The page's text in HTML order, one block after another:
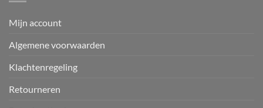
Mijn account
Algemene voorwaarden
Klachtenregeling
Retourneren